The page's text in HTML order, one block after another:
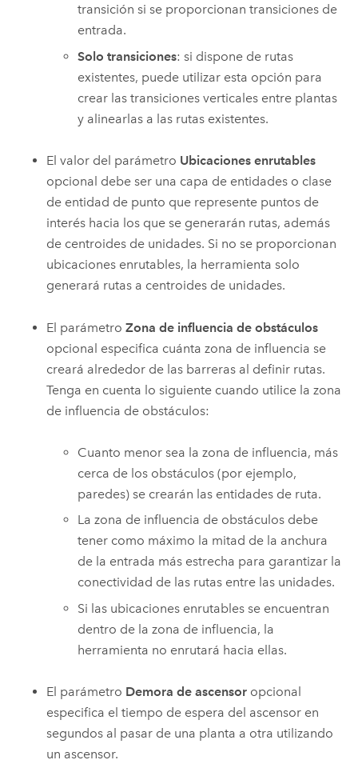
transición si se proporcionan transiciones de
entrada.
Solo transiciones: si dispone de rutas
existentes, puede utilizar esta opción para
crear las transiciones verticales entre plantas
y alinearlas a las rutas existentes.
El valor del parámetro Ubicaciones enrutables
opcional debe ser una capa de entidades o clase
de entidad de punto que represente puntos de
interés hacia los que se generarán rutas, además
de centroides de unidades. Si no se proporcionan
ubicaciones enrutables, la herramienta solo
generará rutas a centroides de unidades.
El parámetroZona de influencia de obstáculos
opcional especifica cuánta zona de influencia se
creará alrededor de las barreras al definir rutas.
Tenga en cuenta lo siguiente cuando utilice la zona
de influencia de obstáculos:
Cuanto menor sea la zona de influencia, más
cerca de los obstáculos (por ejemplo,
paredes) se crearán las entidades de ruta.
La zona de influencia de obstáculos debe
tener como máximo la mitad de la anchura
de la entrada más estrecha para garantizar la
conectividad de las rutas entre las unidades.
Si las ubicaciones enrutables se encuentran
dentro de la zona de influencia, la
herramienta no enrutará hacia ellas.
El parámetro Demora de ascensor opcional
especifica el tiempo de espera del ascensor en
segundos al pasar de una planta a otra utilizando
un ascensor.